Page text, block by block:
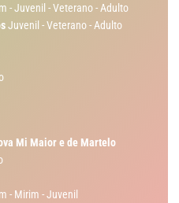
- Juvenil - Veterano - Adulto
Juvenil - Veterano - Adulto
Mi Maior e de Martelo
- Mirim - Juvenil